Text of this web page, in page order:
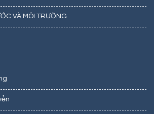
VÀ MÔI TRƯỜNG